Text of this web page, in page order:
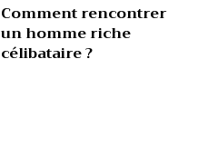
Comment rencontrer
un homme riche
célibataire ?